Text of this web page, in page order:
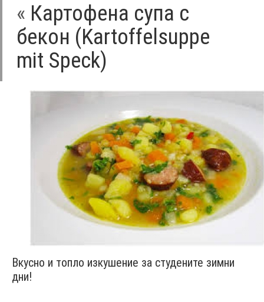
« Картофена супа с
бекон (Kartoffelsuppe
mit Speck)
Вкусно и топло изкушение за студените зимни
дни!